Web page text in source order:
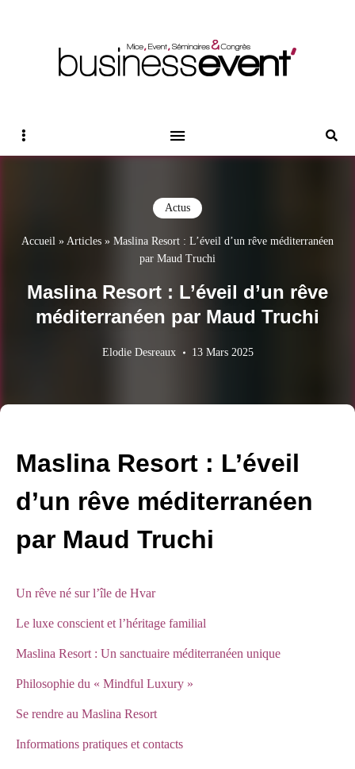
Sidebar
Actus
Accueil » Articles » Maslina Resort : L’éveil d’un rêve méditerranéen
par Maud Truchi
Maslina Resort : L’éveil d’un rêve
méditerranéen par Maud Truchi
Elodie Desreaux 13 Mars 2025
Maslina Resort : L’éveil
d’un rêve méditerranéen
par Maud Truchi
Un rêve né sur l’île de Hvar
Le luxe conscient et l’héritage familial
Maslina Resort : Un sanctuaire méditerranéen unique
Philosophie du « Mindful Luxury »
Se rendre au Maslina Resort
Informations pratiques et contacts